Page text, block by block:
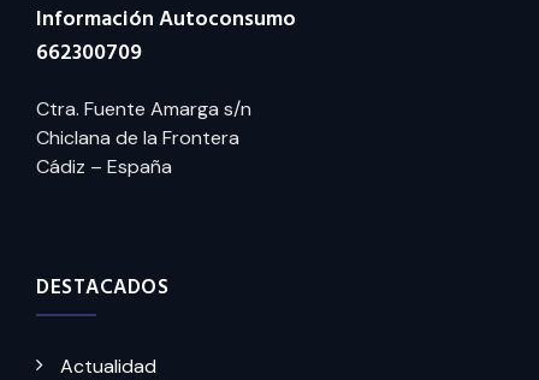
Información Autoconsumo
662300709
Ctra. Fuente Amarga s/n
Chiclana de la Frontera
Cádiz – España
DESTACADOS
Actualidad